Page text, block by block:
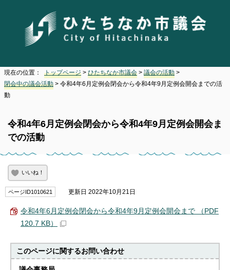
現在の位置： トップページ > ひたちなか市議会 > 議会の活動 >
閉会中の議会活動 > 令和4年6月定例会閉会から令和4年9月定例会開会までの活
動
令和4年6月定例会閉会から令和4年9月定例会開会ま
での活動
いいね！
ページID1010621 更新日 2022年10月21日
令和4年6月定例会閉会から令和4年9月定例会開会まで （PDF
120.7 KB）
このページに関するお問い合わせ